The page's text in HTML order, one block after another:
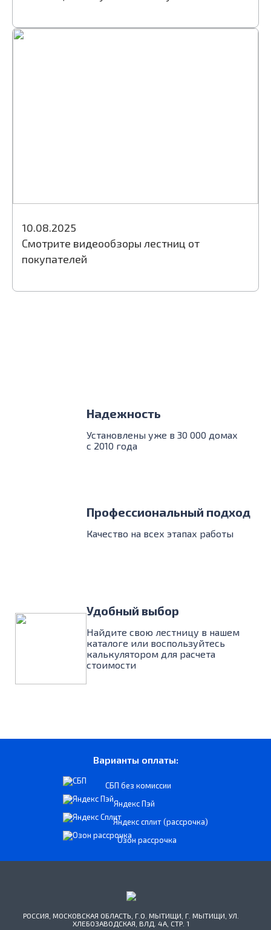
10.08.2025
Смотрите видеообзоры лестниц от
покупателей
Надежность
Установлены уже в 30 000 домах
с 2010 года
Профессиональный подход
Качество на всех этапах работы
Удобный выбор
Найдите свою лестницу в нашем
каталоге или воспользуйтесь
калькулятором для расчета
стоимости
Варианты оплаты:
СБП без комиссии
Яндекс Пэй
Яндекс сплит (рассрочка)
Озон рассрочка
РОССИЯ, МОСКОВСКАЯ ОБЛАСТЬ, Г.О. МЫТИЩИ, Г. МЫТИЩИ, УЛ.
ХЛЕБОЗАВОДСКАЯ, ВЛД. 4А, СТР. 1